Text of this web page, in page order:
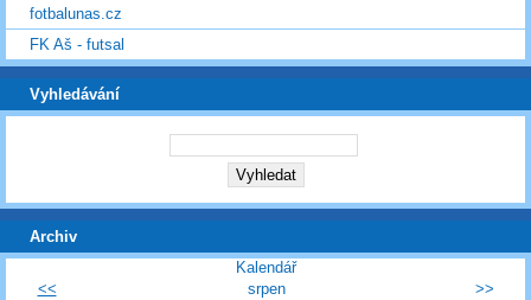
fotbalunas.cz
FK Aš - futsal
Vyhledávání
Archiv
Kalendář
<<
srpen
>>